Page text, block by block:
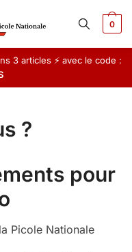
0
3 articles ⚡ avec le code :
?
pour